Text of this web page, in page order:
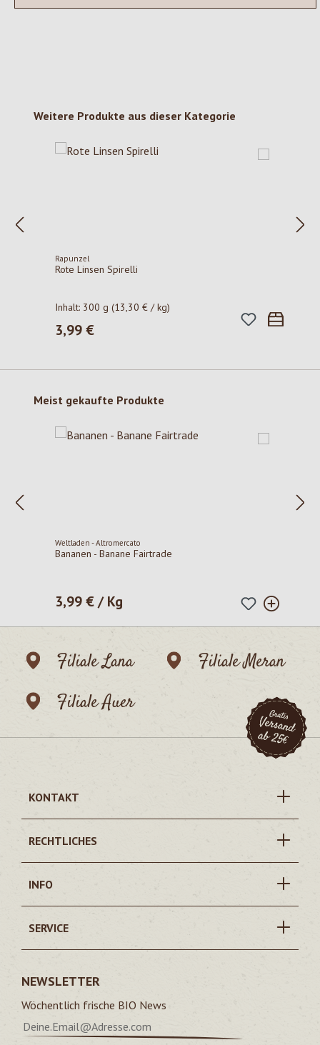
Produktgalerie überspringen
Weitere Produkte aus dieser Kategorie
Rapunzel
Rote Linsen Spirelli
Inhalt: 300 g(13,30 € / kg)
Regulärer Preis:
3,99 €
Produktgalerie überspringen
Meist gekaufte Produkte
Weltladen - Altromercato
Bananen - Banane Fairtrade
Regulärer Preis:
3,99 € / Kg
Filiale Lana
Filiale Meran
Filiale Auer
KONTAKT
RECHTLICHES
INFO
SERVICE
NEWSLETTER
Wöchentlich frische BIO News